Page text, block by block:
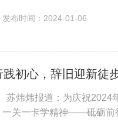
位：...
发布时间：2024-01-06
初心，辞旧迎新徒
苏炜炜报道：为庆祝
一关一卡学精神——砥砺